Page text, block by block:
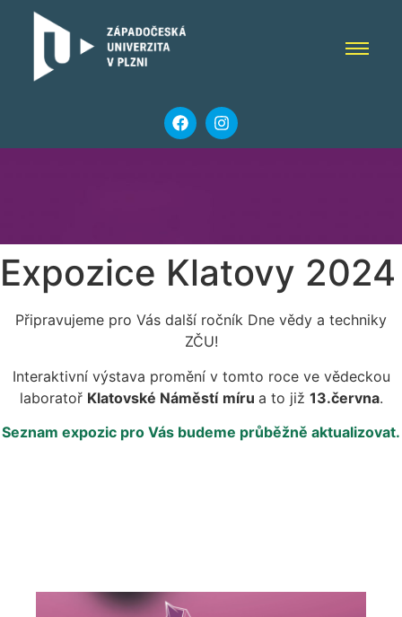
Expozice Klatovy 2024
Připravujeme pro Vás další ročník Dne vědy a techniky
ZČU!
Interaktivní výstava promění v tomto roce ve vědeckou
laboratoř Klatovské Náměstí míru a to již 13.června.
Seznam expozic pro Vás budeme průběžně aktualizovat.